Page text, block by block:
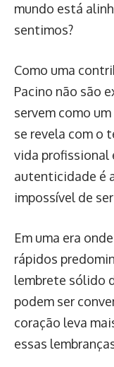
mundo está
sentimos?
Como uma
Pacino não são
servem como
se revela com o
vida profissional
autenticidade é
impossível de
Em uma era
rápidos
lembrete sólido
podem ser
coração leva
essas